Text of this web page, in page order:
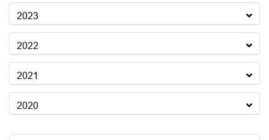
2023
2022
2021
2020